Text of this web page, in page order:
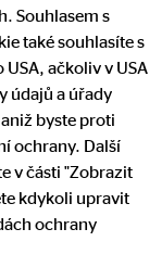
Souhlasem s
také souhlasíte s
ačkoliv v USA
údajů a úřady
byste proti
ochrany. Další
v části "Zobrazit
kdykoli upravit
ochrany